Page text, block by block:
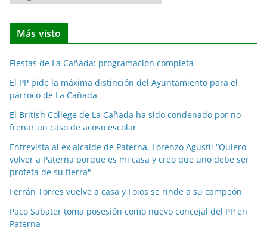
o
t
i
a
s
p
o
r
m
e
s
s
Más visto
Fiestas de La Cañada: programación completa
El PP pide la máxima distinción del Ayuntamiento para el
párroco de La Cañada
El British College de La Cañada ha sido condenado por no
frenar un caso de acoso escolar
Entrevista al ex alcalde de Paterna, Lorenzo Agustí: “Quiero
volver a Paterna porque es mi casa y creo que uno debe ser
profeta de su tierra"
Ferrán Torres vuelve a casa y Foios se rinde a su campeón
Paco Sabater toma posesión como nuevo concejal del PP en
Paterna